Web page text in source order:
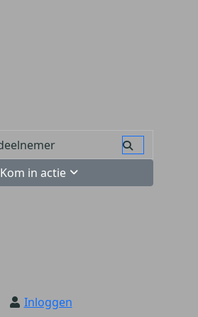
Kom in actie
Inloggen